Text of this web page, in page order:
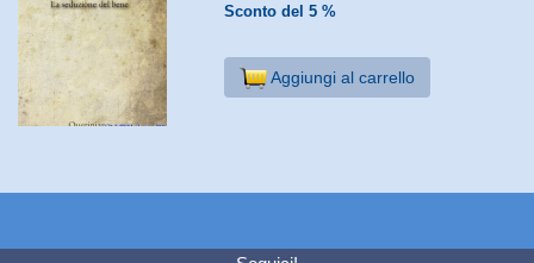
Sconto del 5 %
Aggiungi al carrello